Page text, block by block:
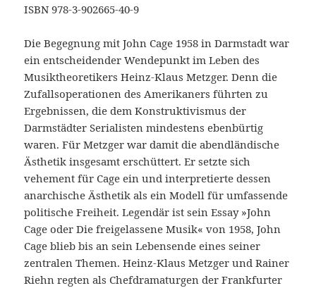
ISBN 978-3-902665-40-9
Die Begegnung mit John Cage 1958 in Darmstadt war
ein entscheidender Wendepunkt im Leben des
Musiktheoretikers Heinz-Klaus Metzger. Denn die
Zufallsoperationen des Amerikaners führten zu
Ergebnissen, die dem Konstruktivismus der
Darmstädter Serialisten mindestens ebenbürtig
waren. Für Metzger war damit die abendländische
Ästhetik insgesamt erschüttert. Er setzte sich
vehement für Cage ein und interpretierte dessen
anarchische Ästhetik als ein Modell für umfassende
politische Freiheit. Legendär ist sein Essay »John
Cage oder Die freigelassene Musik« von 1958, John
Cage blieb bis an sein Lebensende eines seiner
zentralen Themen. Heinz-Klaus Metzger und Rainer
Riehn regten als Chefdramaturgen der Frankfurter